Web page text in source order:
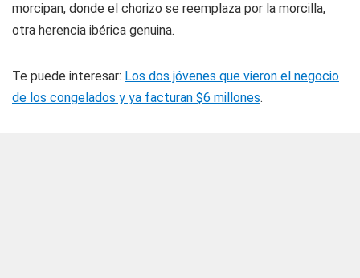
morcipan, donde el chorizo se reemplaza por la morcilla,
otra herencia ibérica genuina.
Te puede interesar: Los dos jóvenes que vieron el negocio
de los congelados y ya facturan $6 millones.